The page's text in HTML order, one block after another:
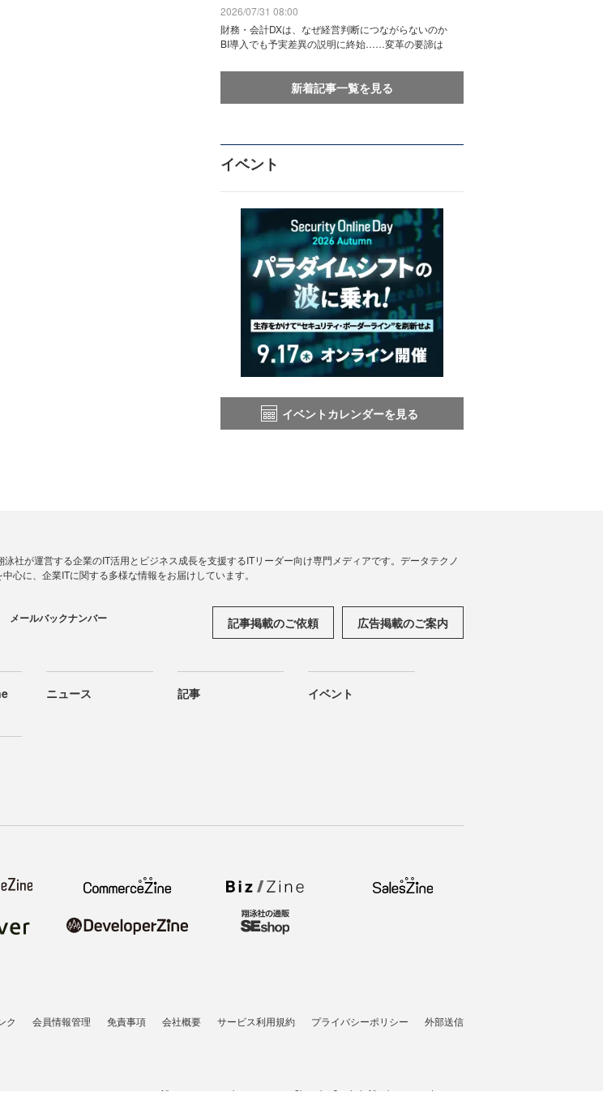
2026/07/31 08:00
財務・会計DXは、なぜ経営判断につながらないのか
BI導入でも予実差異の説明に終始……変革の要諦は
新着記事一覧を見る
イベント
イベントカレンダーを見る
社が運営する企業のIT活用とビジネス成長を支援するITリーダー向け専門メディアです。データテクノ
心に、企業ITに関する多様な情報をお届けしています。
メールバックナンバー 記事掲載のご依頼 広告掲載のご案内
ニュース 記事 イベント
ク 会員情報管理 免責事項 会社概要 サービス利用規約 プライバシーポリシー 外部送信